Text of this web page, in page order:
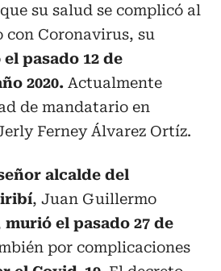
su salud se complicó al
con Coronavirus, su
el pasado 12 de
2020. Actualmente
de mandatario en
Ferney Álvarez Ortíz.
alcalde del
, Juan Guillermo
murió el pasado 27 de
por complicaciones